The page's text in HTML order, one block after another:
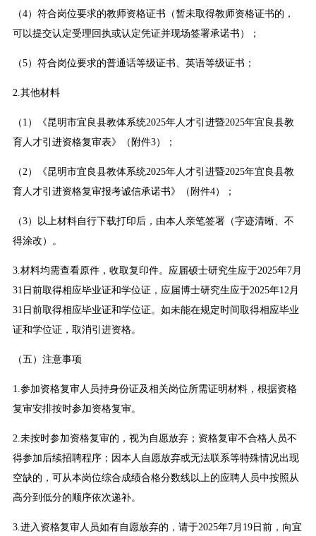
（4）符合岗位要求的教师资格证书（暂未取得教师资格证书的，
可以提交认定受理回执或认定凭证并现场签署承诺书）；
（5）符合岗位要求的普通话等级证书、英语等级证书；
2.其他材料
（1）《昆明市宜良县教体系统2025年人才引进暨2025年宜良县教
育人才引进资格复审表》（附件3）；
（2）《昆明市宜良县教体系统2025年人才引进暨2025年宜良县教
育人才引进资格复审报考诚信承诺书》（附件4）；
（3）以上材料自行下载打印后，由本人亲笔签署（字迹清晰、不
得涂改）。
3.材料均需查看原件，收取复印件。应届硕士研究生应于2025年7月
31日前取得相应毕业证和学位证，应届博士研究生应于2025年12月
31日前取得相应毕业证和学位证。如未能在规定时间取得相应毕业
证和学位证，取消引进资格。
（五）注意事项
1.参加资格复审人员持身份证及相关岗位所需证明材料，根据资格
复审安排按时参加资格复审。
2.未按时参加资格复审的，视为自愿放弃；资格复审不合格人员不
得参加后续招聘程序；因本人自愿放弃或无法联系等特殊情况出现
空缺的，可从本岗位综合成绩合格分数线以上的应聘人员中按照从
高分到低分的顺序依次递补。
3.进入资格复审人员如有自愿放弃的，请于2025年7月19日前，向宜